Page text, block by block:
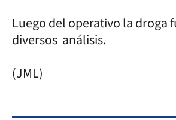
Luego del operativo la droga
diversos análisis.
(JML)